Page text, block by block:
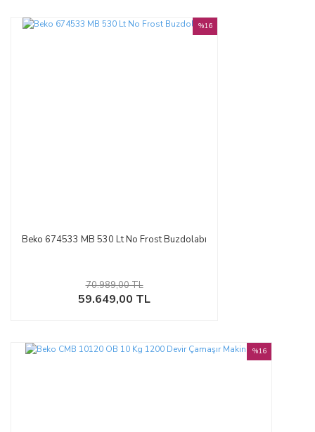
Beko 674533 MB 530 Lt No Frost Buzdolabı
%16
59.649,00 TL
70.989,00 TL
%16